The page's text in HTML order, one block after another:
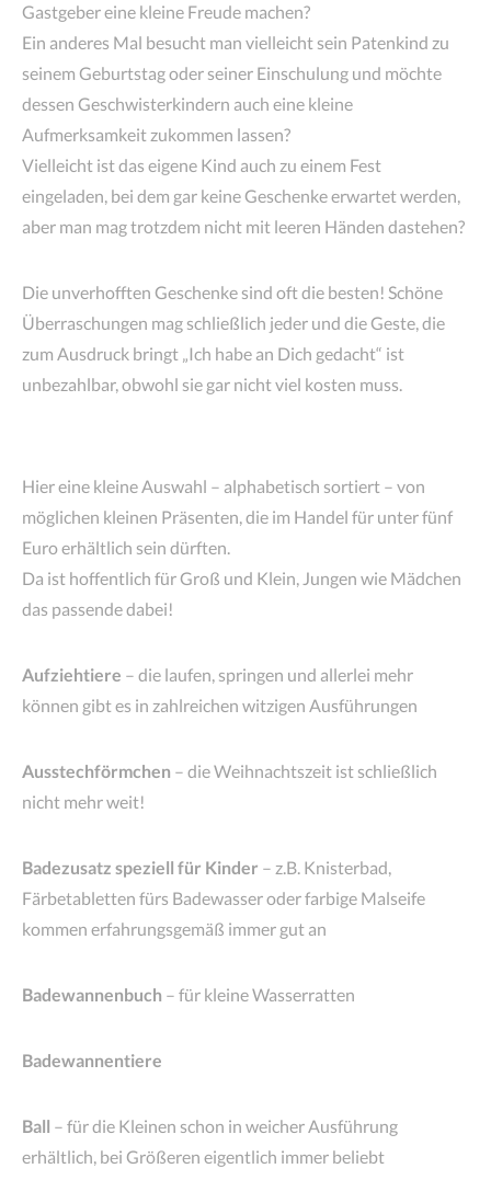
Gastgeber eine kleine Freude machen?
Ein anderes Mal besucht man vielleicht sein Patenkind zu
seinem Geburtstag oder seiner Einschulung und möchte
dessen Geschwisterkindern auch eine kleine
Aufmerksamkeit zukommen lassen?
Vielleicht ist das eigene Kind auch zu einem Fest
eingeladen, bei dem gar keine Geschenke erwartet werden,
aber man mag trotzdem nicht mit leeren Händen dastehen?
Die unverhofften Geschenke sind oft die besten! Schöne
Überraschungen mag schließlich jeder und die Geste, die
zum Ausdruck bringt „Ich habe an Dich gedacht“ ist
unbezahlbar, obwohl sie gar nicht viel kosten muss.
Hier eine kleine Auswahl – alphabetisch sortiert – von
möglichen kleinen Präsenten, die im Handel für unter fünf
Euro erhältlich sein dürften.
Da ist hoffentlich für Groß und Klein, Jungen wie Mädchen
das passende dabei!
Aufziehtiere – die laufen, springen und allerlei mehr
können gibt es in zahlreichen witzigen Ausführungen
Ausstechförmchen – die Weihnachtszeit ist schließlich
nicht mehr weit!
Badezusatz speziell für Kinder – z.B. Knisterbad,
Färbetabletten fürs Badewasser oder farbige Malseife
kommen erfahrungsgemäß immer gut an
Badewannenbuch – für kleine Wasserratten
Badewannentiere
Ball – für die Kleinen schon in weicher Ausführung
erhältlich, bei Größeren eigentlich immer beliebt